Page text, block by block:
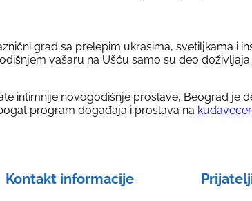
grad sa prelepim ukrasima, svetiljkama i
vašaru na Ušću samo su deo
intimnije novogodišnje proslave, Beograd je
program događaja i proslava na
Kontakt informacije